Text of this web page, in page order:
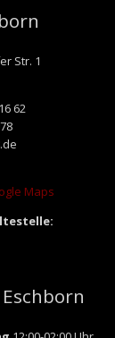
Str. 1
62
Maps